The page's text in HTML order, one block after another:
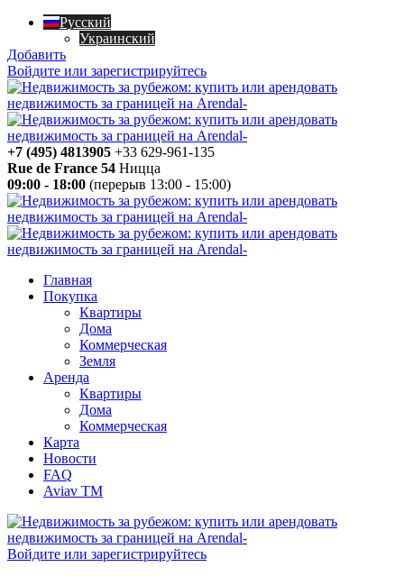
Русский
Украинский
Добавить
Войдите или зарегистрируйтесь
+7 (495) 4813905 +33 629-961-135
Rue de France 54 Ницца
09:00 - 18:00 (перерыв 13:00 - 15:00)
Главная
Покупка
Квартиры
Дома
Коммерческая
Земля
Аренда
Квартиры
Дома
Коммерческая
Карта
Новости
FAQ
Aviav TM
Войдите или зарегистрируйтесь